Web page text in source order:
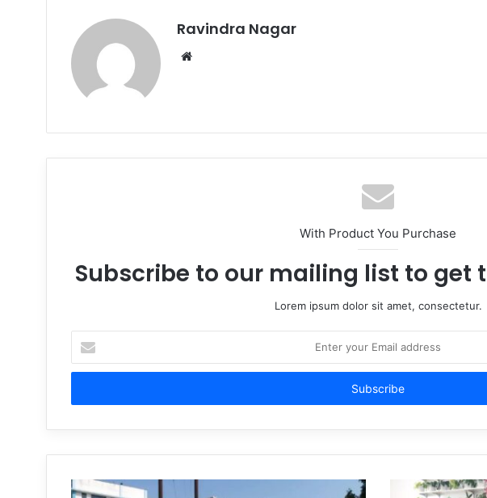
Ravindra Nagar
Website
With Product You Purchase
Subscribe to our mailing list to get
Lorem ipsum dolor sit amet, consectetur.
your
Email